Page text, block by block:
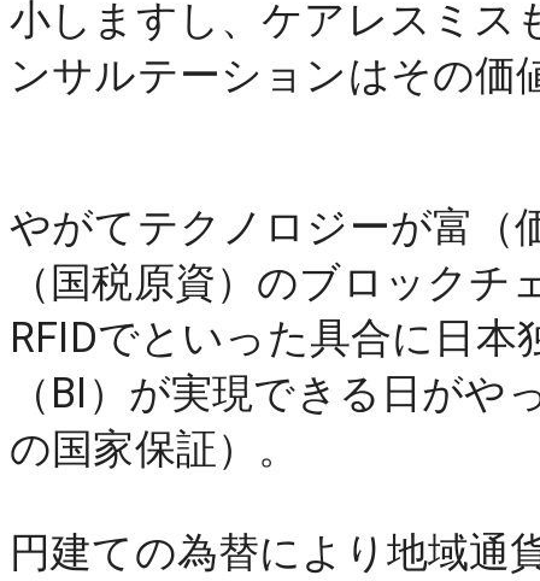
小しますし、ケアレスミス
やがてテクノロジーが富（
（国税原資）のブロック
RFIDでといった具合に日
（BI）が実現できる日が
の国家保証）。
円建ての為替により地域通